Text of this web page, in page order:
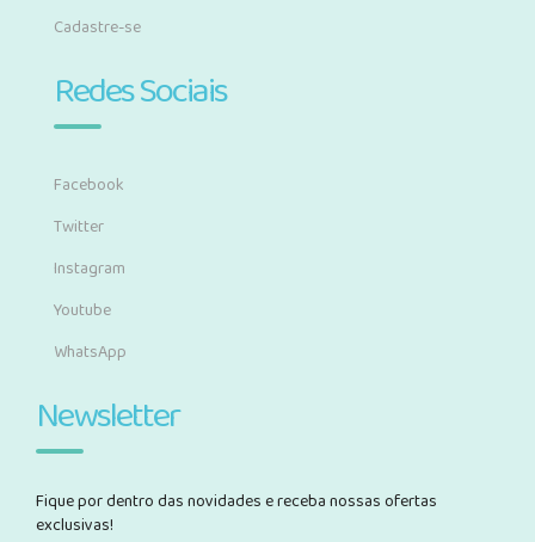
Cadastre-se
Redes Sociais
Facebook
Twitter
Instagram
Youtube
WhatsApp
Newsletter
Fique por dentro das novidades e receba nossas ofertas
exclusivas!